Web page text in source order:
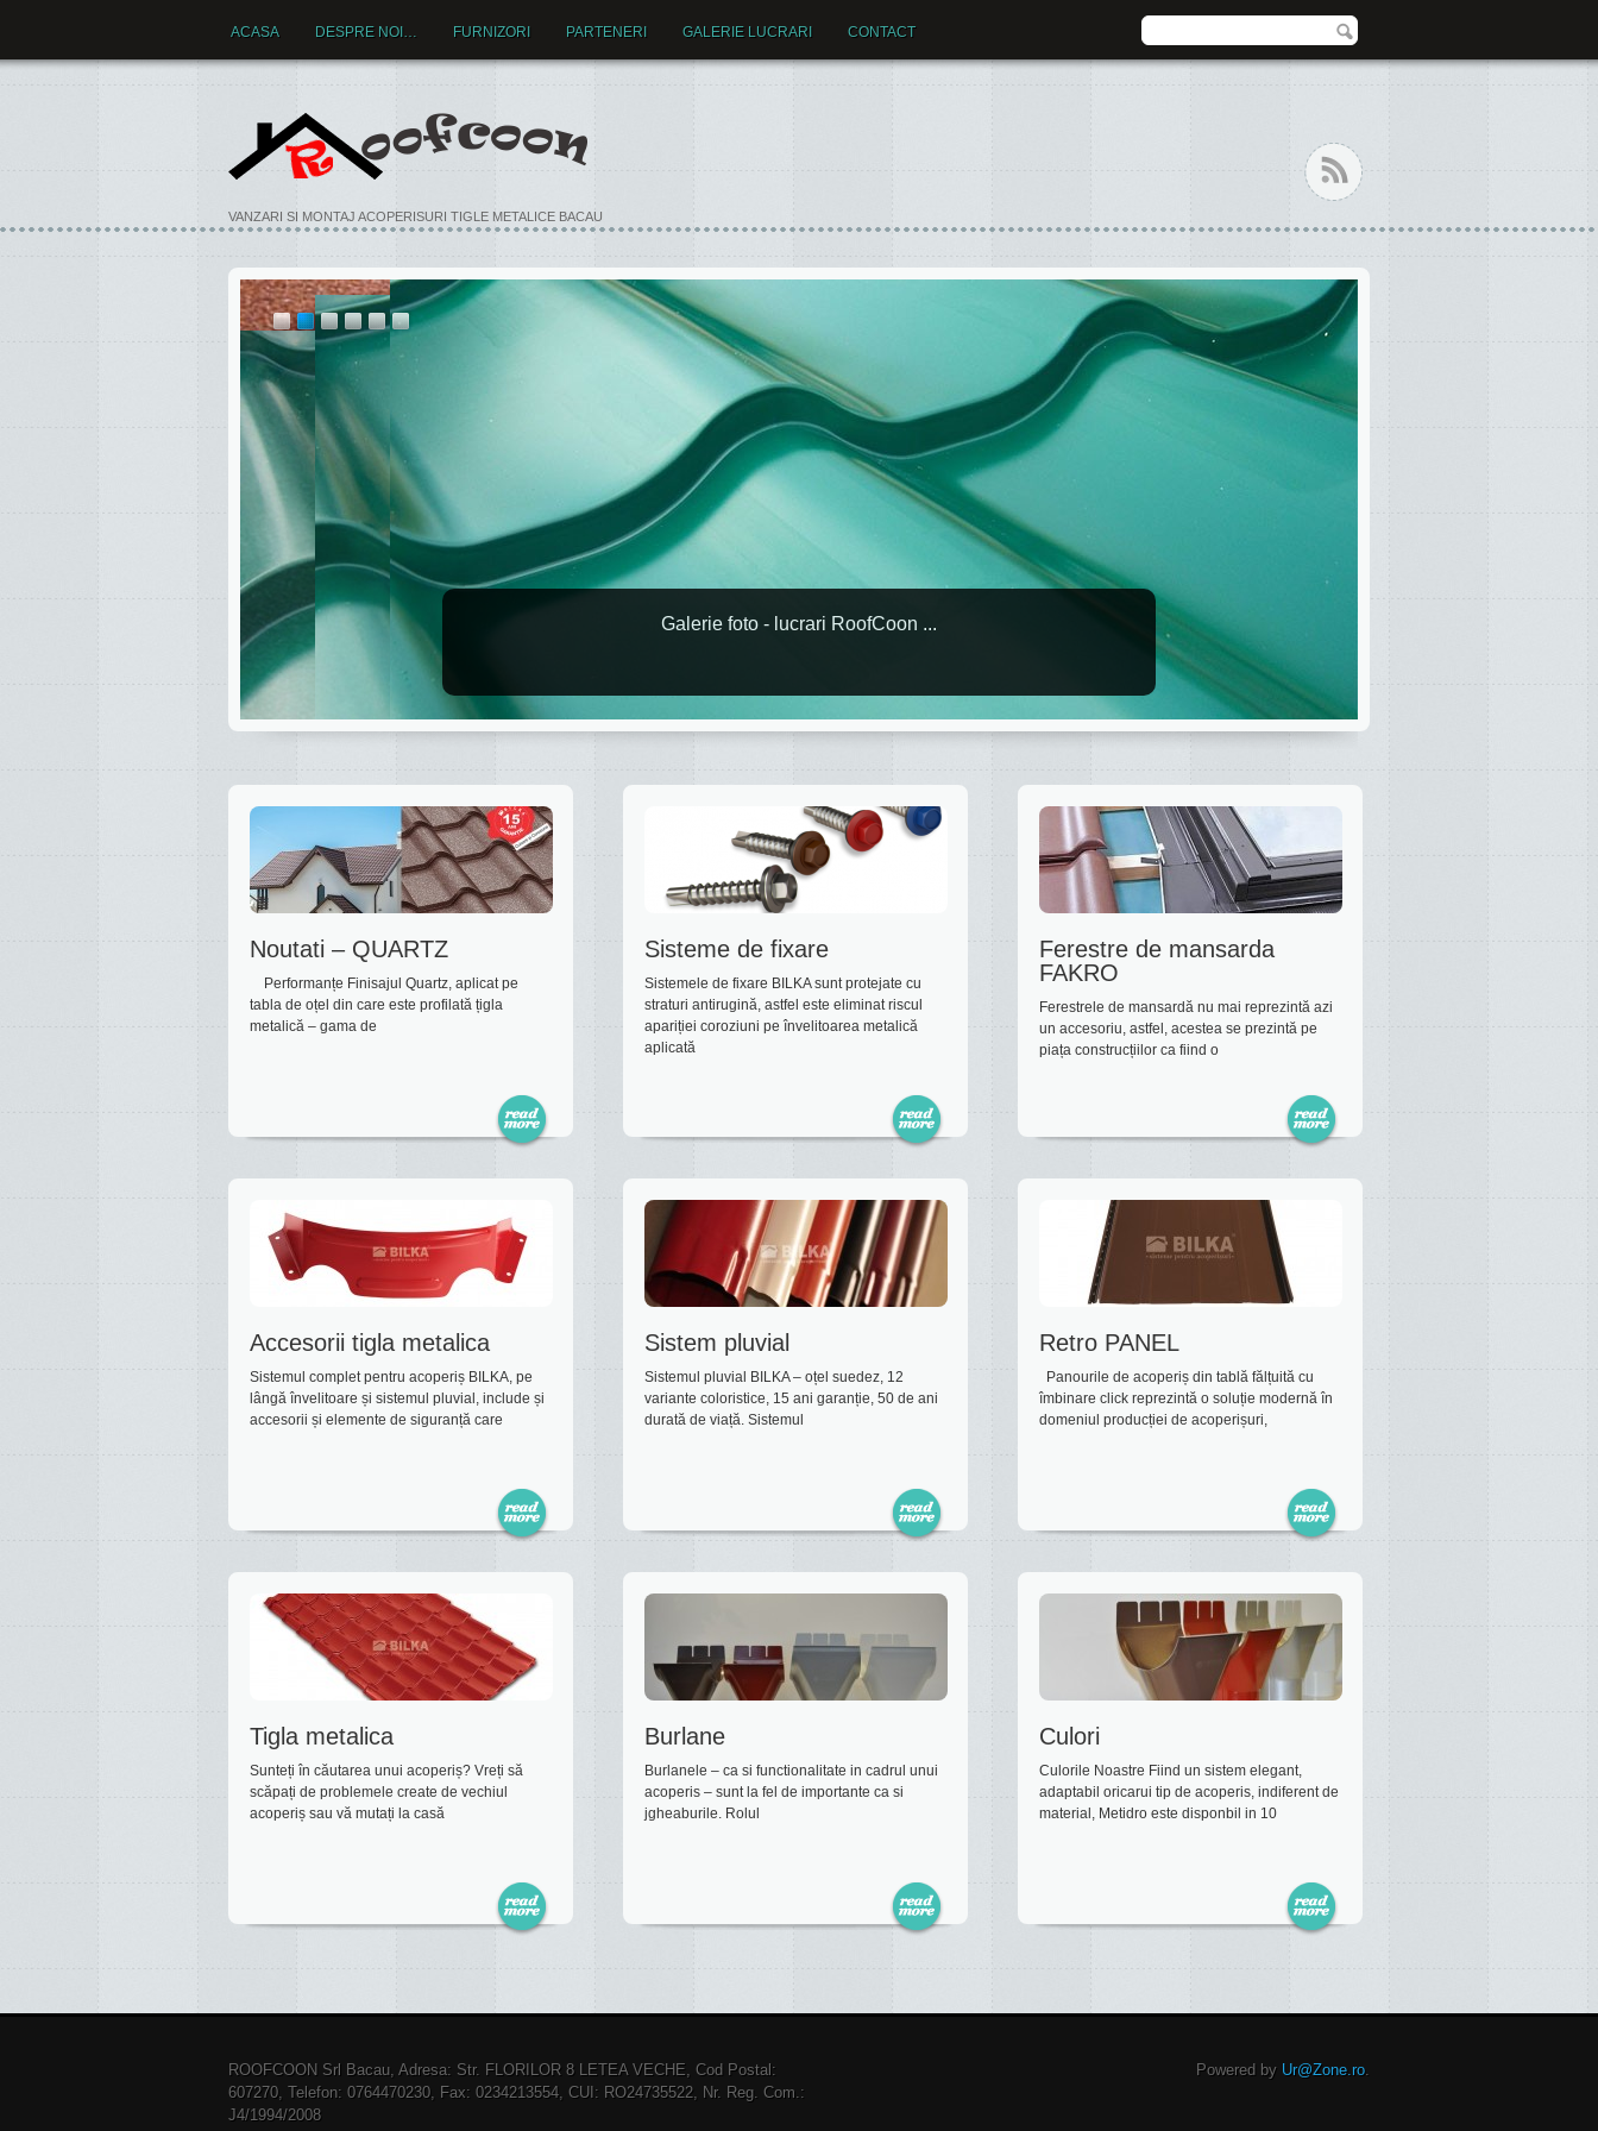
VANZARI SI MONTAJ ACOPERISURI TIGLE METALICE BACAU
ACASA DESPRE NOI… FURNIZORI PARTENERI GALERIE LUCRARI CONTACT
Galerie foto - lucrari RoofCoon ...
Noutati – QUARTZ
Performanțe Finisajul Quartz, aplicat pe
tabla de oțel din care este profilată țigla
metalică – gama de
Sisteme de fixare
Sistemele de fixare BILKA sunt protejate cu
straturi antirugină, astfel este eliminat riscul
apariției coroziuni pe învelitoarea metalică
aplicată
Ferestre de mansarda
FAKRO
Ferestrele de mansardă nu mai reprezintă azi
un accesoriu, astfel, acestea se prezintă pe
piața construcțiilor ca fiind o
Accesorii tigla metalica
Sistemul complet pentru acoperiș BILKA, pe
lângă învelitoare și sistemul pluvial, include și
accesorii și elemente de siguranță care
Sistem pluvial
Sistemul pluvial BILKA – oțel suedez, 12
variante coloristice, 15 ani garanție, 50 de ani
durată de viață. Sistemul
Retro PANEL
Panourile de acoperiș din tablă fălțuită cu
îmbinare click reprezintă o soluție modernă în
domeniul producției de acoperișuri,
Tigla metalica
Sunteți în căutarea unui acoperiș? Vreți să
scăpați de problemele create de vechiul
acoperiș sau vă mutați la casă
Burlane
Burlanele – ca si functionalitate in cadrul unui
acoperis – sunt la fel de importante ca si
jgheaburile. Rolul
Culori
Culorile Noastre Fiind un sistem elegant,
adaptabil oricarui tip de acoperis, indiferent de
material, Metidro este disponbil in 10
ROOFCOON Srl Bacau, Adresa: Str. FLORILOR 8 LETEA VECHE, Cod Postal:
607270, Telefon: 0764470230, Fax: 0234213554, CUI: RO24735522, Nr. Reg. Com.:
J4/1994/2008
Powered by Ur@Zone.ro.